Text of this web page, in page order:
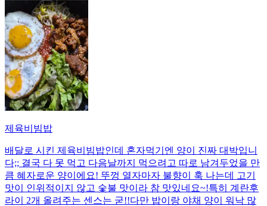
제육비빔밥
배달로 시킨 제육비빔밥인데 혼자먹기엔 양이 진짜 대박입니
다;; 결국 다 못 먹고 다음날까지 먹으려고 따로 남겨두었을 만
큼 혜자로운 양이에요! 뚜껑 열자마자 불향이 훅 나는데 고기
맛이 인위적이지 않고 숯불 맛이라 참 맛있네요~!특히 계란후
라이 2개 올려주는 센스는 굳!! ​다만 밥이랑 야채 양이 워낙 많